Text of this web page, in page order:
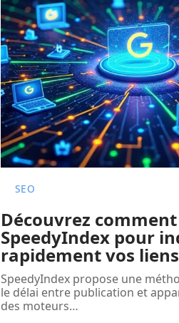
SEO
Découvrez
SpeedyIndex pour
rapidement vos liens
SpeedyIndex propose une
le délai entre publication et
des moteurs…